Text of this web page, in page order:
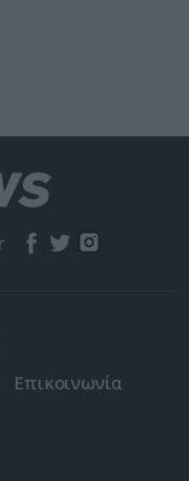
Επικοινωνία